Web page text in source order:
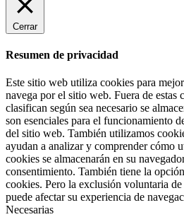
Cerrar
Resumen de privacidad
Este sitio web utiliza cookies para
navega por el sitio web. Fuera de estas
clasifican según sea necesario se
son esenciales para el funcionamiento
del sitio web. También utilizamos
ayudan a analizar y comprender cómo
cookies se almacenarán en su
consentimiento. También tiene la
cookies. Pero la exclusión voluntaria de
puede afectar su experiencia de
Necesarias